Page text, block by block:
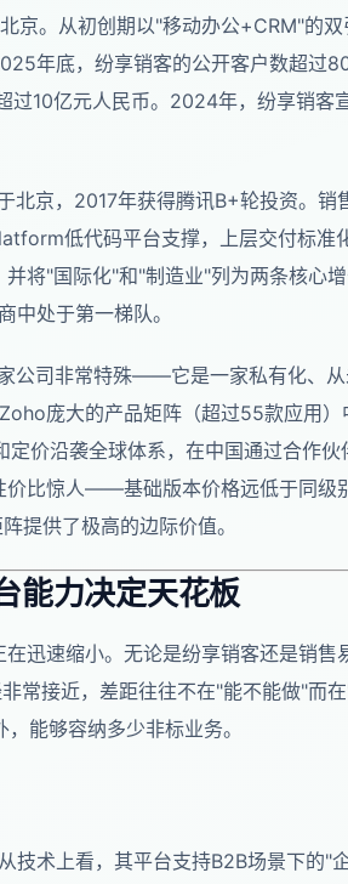
京。从初创期以"移动办公+CRM"的
年底，纷享销客的公开客户数超过
过10亿元人民币。2024年，纷享销客
北京，2017年获得腾讯B+轮投资。销
低代码平台支撑，上层交付标准
将"国际化"和"制造业"列为两条核心
处于第一梯队。
公司非常特殊——它是一家私有化、从
庞大的产品矩阵（超过55款应用
价沿袭全球体系，在中国通过合作
价比惊人——基础版本价格远低于同
提供了极高的边际价值。
能力决定天花板
迅速缩小。无论是纷享销客还是销售
常接近，差距往往不在"能不能做"而
能够容纳多少非标业务。
技术上看，其平台支持B2B场景下